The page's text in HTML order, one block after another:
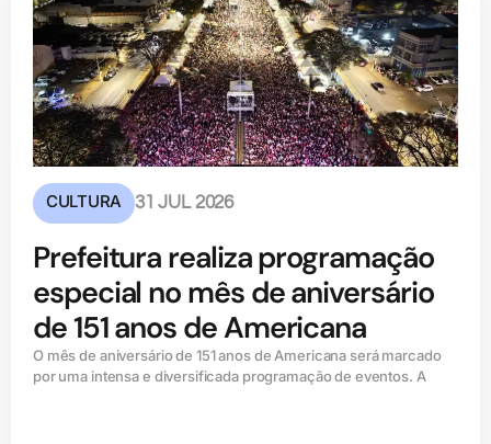
CULTURA 31 JUL 2026
Prefeitura realiza programação
especial no mês de aniversário
de 151 anos de Americana
O mês de aniversário de 151 anos de Americana será marcado
por uma intensa e diversificada programação de eventos. A